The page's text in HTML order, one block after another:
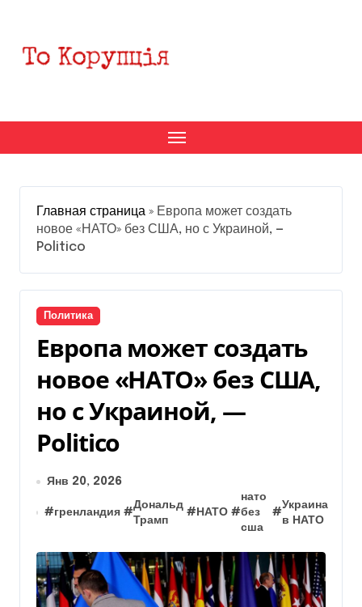
содержанию
Главная страница » Европа может создать
новое «НАТО» без США, но с Украиной, —
Politico
Политика
Европа может создать
новое «НАТО» без США,
но с Украиной, —
Politico
Янв 20, 2026
#гренландия #
Дональд
Трамп
#НАТО #
нато
без
сша
#
Украина
в НАТО